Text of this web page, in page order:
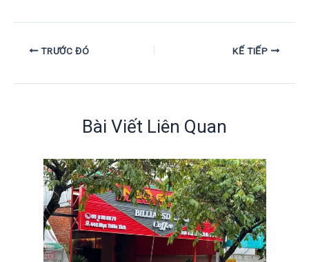
TRƯỚC ĐÓ KẾ TIẾP
Bài Viết Liên Quan